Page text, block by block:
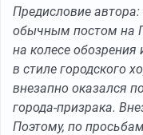
Предисловие
обычным постом на
на колесе
в стиле городского
внезапно оказался
города-призрака.
Поэтому, по